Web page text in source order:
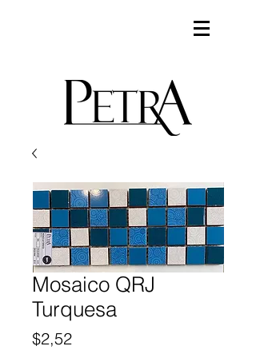
Mosaico QRJ
Turquesa
$2,52Precio